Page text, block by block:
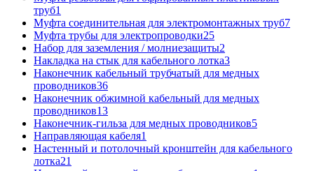
труб1
Муфта соединительная для электромонтажных труб7
Муфта трубы для электропроводки25
Набор для заземления / молниезащиты2
Накладка на стык для кабельного лотка3
Наконечник кабельный трубчатый для медных
проводников36
Наконечник обжимной кабельный для медных
проводников13
Наконечник-гильза для медных проводников5
Направляющая кабеля1
Настенный и потолочный кронштейн для кабельного
лотка21